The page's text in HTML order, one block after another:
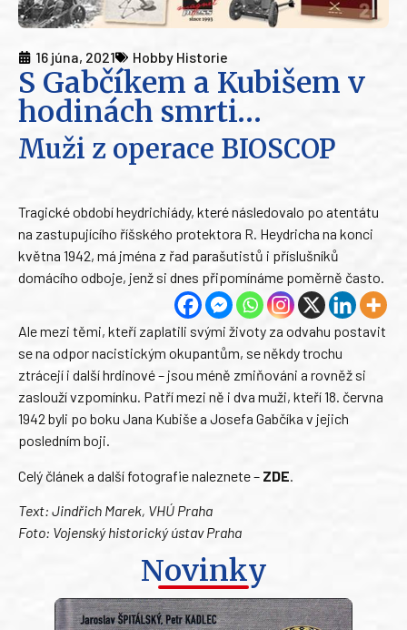
16 júna, 2021 Hobby Historie
S Gabčíkem a Kubišem v
hodinách smrti…
Muži z operace BIOSCOP
Tragické období heydrichiády, které následovalo po atentátu
na zastupujícího říšského protektora R. Heydricha na konci
května 1942, má jména z řad parašutistů i příslušníků
domácího odboje, jenž si dnes připomínáme poměrně často.
Ale mezi těmi, kteří zaplatili svými životy za odvahu postavit
se na odpor nacistickým okupantům, se někdy trochu
ztrácejí i další hrdinové – jsou méně zmiňováni a rovněž si
zaslouží vzpomínku. Patří mezi ně i dva muži, kteří 18. června
1942 byli po boku Jana Kubiše a Josefa Gabčíka v jejich
posledním boji.
Celý článek a další fotografie naleznete – ZDE
Text: Jindřich Marek, VHÚ Praha
Foto: Vojenský historický ústav Praha
Novinky